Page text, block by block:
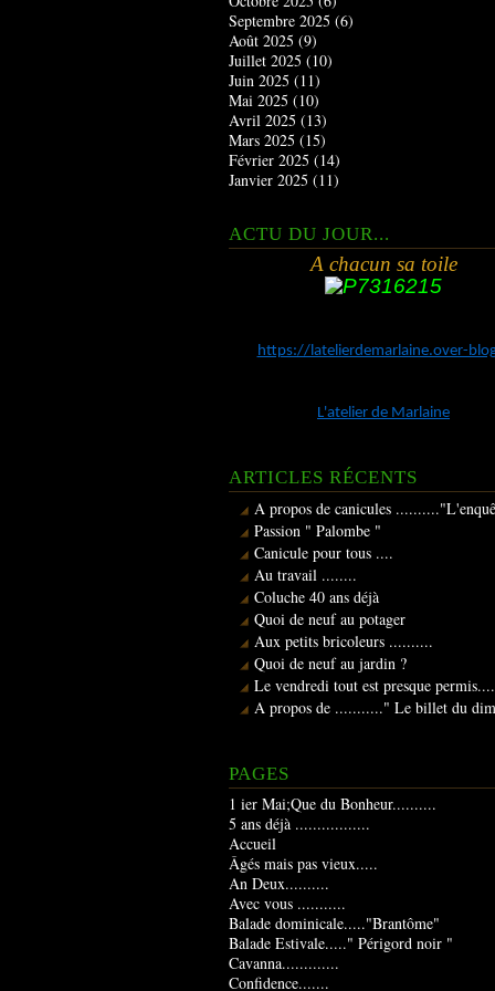
Septembre 2025 (6)
Août 2025 (9)
Juillet 2025 (10)
Juin 2025 (11)
Mai 2025 (10)
Avril 2025 (13)
Mars 2025 (15)
Février 2025 (14)
Janvier 2025 (11)
ACTU DU JOUR...
A chacun sa toile
https://latelierdemarlaine.over-
L'atelier de Marlaine
ARTICLES RÉCENTS
A propos de canicules
Passion " Palombe "
Canicule pour tous ....
Au travail ........
Coluche 40 ans déjà
Quoi de neuf au potager
Aux petits bricoleurs ..........
Quoi de neuf au jardin ?
Le vendredi tout est presque
A propos de ..........." Le billet du
PAGES
1 ier Mai;Que du Bonheur..........
5 ans déjà .................
Accueil
Âgés mais pas vieux.....
An Deux..........
Avec vous ...........
Balade dominicale....."Brantôme"
Balade Estivale....." Périgord noir "
Cavanna.............
Confidence.......